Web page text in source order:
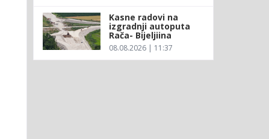
Kasne radovi na
izgradnji autoputa
Rača- Bijeljiina
08.08.2026 | 11:37